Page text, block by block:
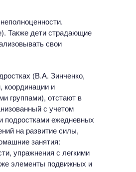
Также дети страдающие
свои
(В.А. Зинченко,
координации и
группами), отстают в
с учетом
подростками ежедневных
на развитие силы,
занятия:
упражнения с легкими
элементы подвижных и